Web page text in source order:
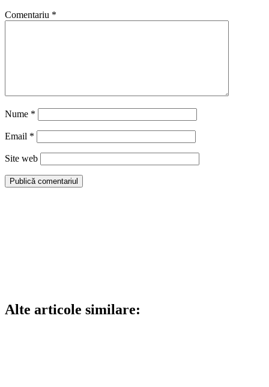
Comentariu *
Nume *
Email *
Site web
Alte articole similare: